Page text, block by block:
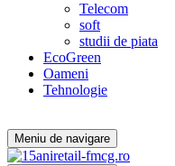
Telecom
soft
studii de piata
EcoGreen
Oameni
Tehnologie
Meniu de navigare